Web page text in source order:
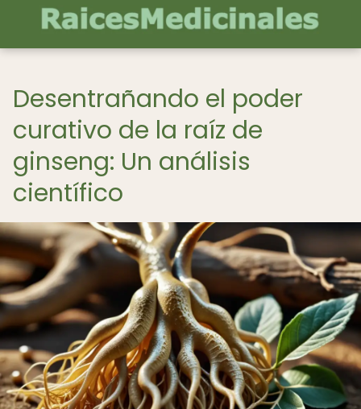
Desentrañando el poder
curativo de la raíz de
ginseng: Un análisis
científico